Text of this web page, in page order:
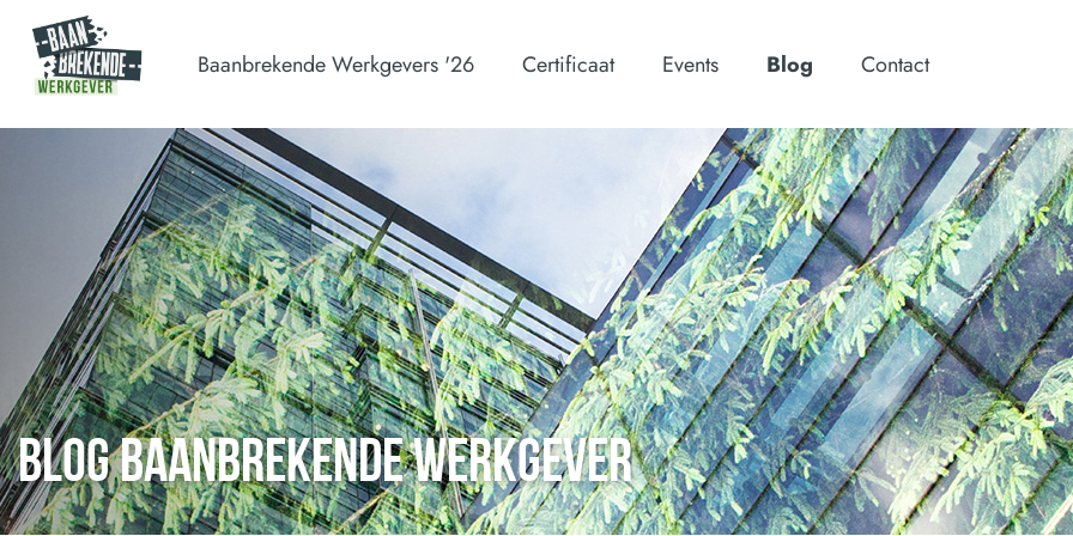
Baanbrekende Werkgevers '26 Certificaat Events Blog Contact
BLOG BAANBREKENDE WERKGEVER